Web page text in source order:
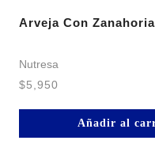
Arveja Con
Nutresa
$5,950
Añadir al